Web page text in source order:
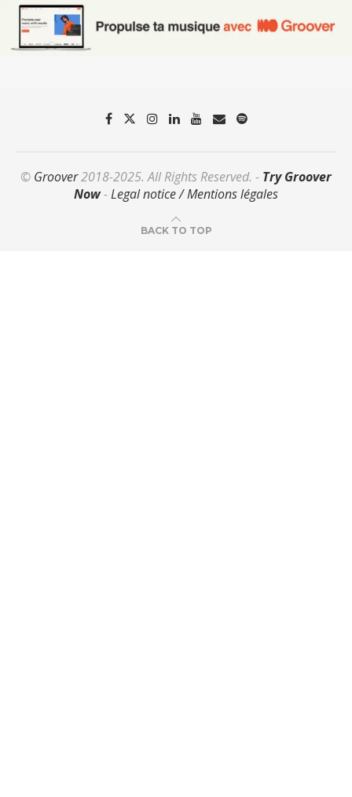
© Groover2018-2025. All Rights Reserved. - Try Groover
Now-Legal notice / Mentions légales
BACK TO TOP